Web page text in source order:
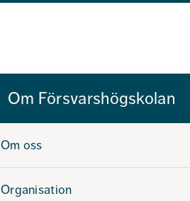
Om Försvarshögskolan
Om oss
Organisation